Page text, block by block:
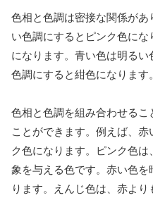
色相と色調は密接な関係が
い色調にするとピンク色に
になります。青い色は明る
色調にすると紺色になります。
色相と色調を組み合わせる
ことができます。例えば、
ク色になります。ピンク色
象を与える色です。赤い色
ります。えんじ色は、赤よ